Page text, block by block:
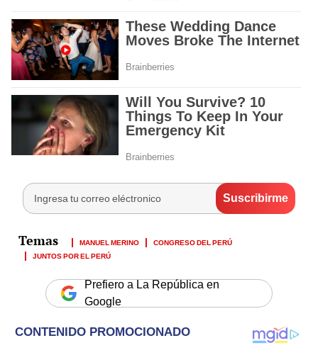
MANUEL MERINO
CONGRESO DEL PERÚ
JUNTOS POR EL PERÚ
Prefiero a La República en
Google